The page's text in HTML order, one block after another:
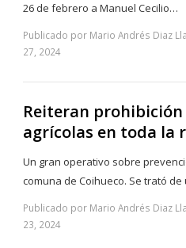
26 de febrero a Manuel Cecilio…
Publicado por Mario Andrés Diaz
27, 2024
Reiteran
agrícolas en toda la
Un gran operativo sobre
comuna de Coihueco. Se trató
Publicado por Mario Andrés Diaz
23, 2024